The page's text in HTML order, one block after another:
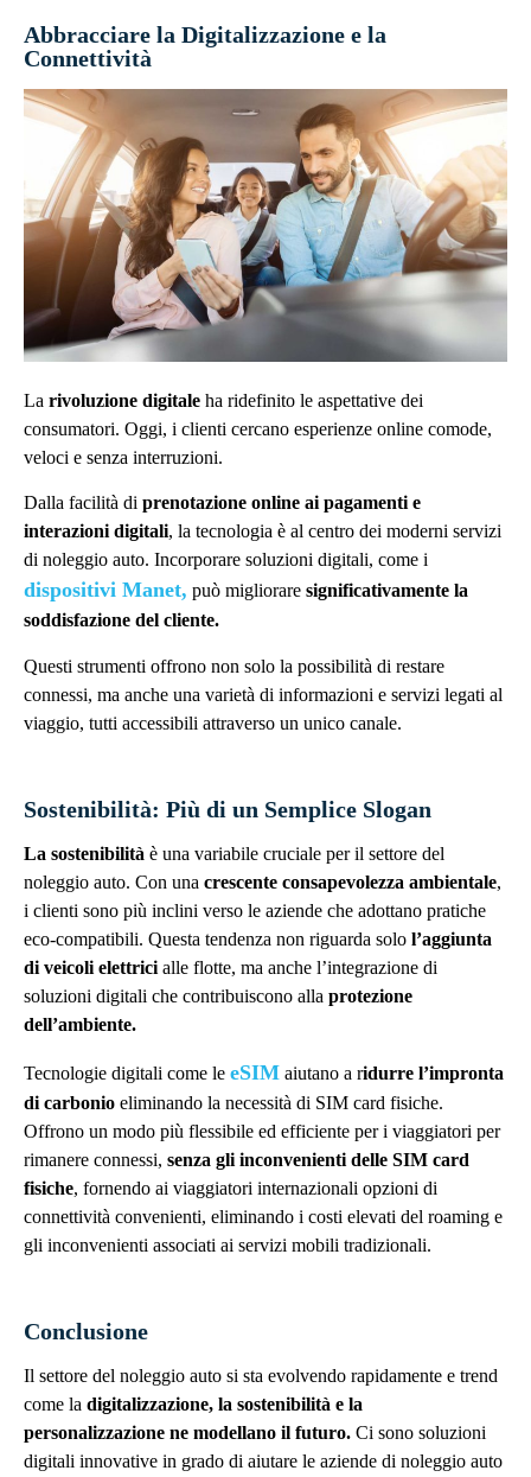
Abbracciare la Digitalizzazione e la
Connettività
La rivoluzione digitale ha ridefinito le aspettative dei
consumatori. Oggi, i clienti cercano esperienze online comode,
veloci e senza interruzioni.
Dalla facilità di prenotazione online ai pagamenti e
interazioni digitali, la tecnologia è al centro dei moderni servizi
di noleggio auto. Incorporare soluzioni digitali, come i
dispositivi Manet, può migliorare significativamente la
soddisfazione del cliente.
Questi strumenti offrono non solo la possibilità di restare
connessi, ma anche una varietà di informazioni e servizi legati al
viaggio, tutti accessibili attraverso un unico canale.
Sostenibilità: Più di un Semplice Slogan
La sostenibilità è una variabile cruciale per il settore del
noleggio auto. Con una crescente consapevolezza ambientale,
i clienti sono più inclini verso le aziende che adottano pratiche
eco-compatibili. Questa tendenza non riguarda solo l’aggiunta
di veicoli elettrici alle flotte, ma anche l’integrazione di
soluzioni digitali che contribuiscono alla protezione
dell’ambiente.
Tecnologie digitali come le eSIM aiutano a ridurre l’impronta
di carbonio eliminando la necessità di SIM card fisiche.
Offrono un modo più flessibile ed efficiente per i viaggiatori per
rimanere connessi, senza gli inconvenienti delle SIM card
fisiche, fornendo ai viaggiatori internazionali opzioni di
connettività convenienti, eliminando i costi elevati del roaming e
gli inconvenienti associati ai servizi mobili tradizionali.
Conclusione
Il settore del noleggio auto si sta evolvendo rapidamente e trend
come la digitalizzazione, la sostenibilità e la
personalizzazione ne modellano il futuro. Ci sono soluzioni
digitali innovative in grado di aiutare le aziende di noleggio auto